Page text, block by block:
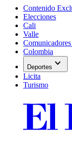
Contenido
Elecciones
Cali
Valle
Colombia
Deportes expand_more
Licita
Turismo